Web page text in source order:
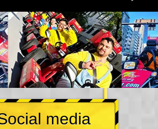
media